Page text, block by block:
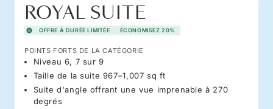
ROYAL SUITE
OFFRE À DURÉE LIMITÉE ÉCONOMISEZ 20%
POINTS FORTS DE LA CATÉGORIE
Niveau 6, 7 sur 9
Taille de la suite 967–1,007 sq ft
Suite d'angle offrant une vue imprenable à 270
degrés